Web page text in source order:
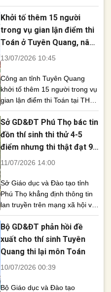
mạng xã hội lan truyền trường
hợp thí sinh từ 2,7 điểm thi thử
lên 9,5 điểm thi thật. Quảng
Cáo Sau Tuyên Quang và Phú
phương tiếp theo tiến [...]
Khởi tố thêm 15 người
trong vụ gian lận điểm thi
Toán ở Tuyên Quang, nâng
tổng số bị can lên 19
13/07/2026 10:45
Công an tỉnh Tuyên Quang
khởi tố thêm 15 người trong vụ
gian lận điểm thi Toán tại THPT
chuyên Tuyên Quang, nâng
tổng số bị can lên 19 người.
Cơ quan An ninh điều tra Công
an tỉnh Tuyên Quang vừa khởi
vụ gian lận điểm thi [...]
Sở GD&ĐT Phú Thọ bác tin
đồn thí sinh thi thử 4-5
điểm nhưng thi thật đạt 9
điểm
11/07/2026 14:00
Sở Giáo dục và Đào tạo tỉnh
Phú Thọ khẳng định thông tin
lan truyền trên mạng xã hội về
việc một số thí sinh chỉ đạt 4-5
điểm trong các kỳ thi thử
nhưng thi tốt nghiệp THPT
năm 2026 lại đạt 9 điểm là
đăng tải cũng [...]
Bộ GD&ĐT phản hồi đề
xuất cho thí sinh Tuyên
Quang thi lại môn Toán
10/07/2026 00:39
Bộ Giáo dục và Đào tạo